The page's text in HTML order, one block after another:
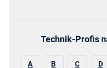
Technik-Profis
A B C D